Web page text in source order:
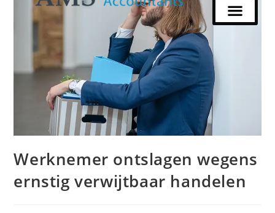
Werknemer ontslagen wegens
ernstig verwijtbaar handelen